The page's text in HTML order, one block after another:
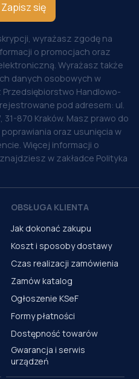
Zapisz się
wyrażasz zgodę na
o promocjach oraz
Wyrażasz także
danych osobowych w
Handlowo-
pod adresem: ul.
870 Kraków. Masz prawo do
oraz usunięcia w
Więcej informacji o
w zakładce Polityka
OBSŁUGA KLIENTA
Jak dokonać zakupu
Koszt i sposoby dostawy
Czas realizacji zamówienia
Zamów katalog
Ogłoszenie KSeF
Formy płatności
Dostępność towarów
Gwarancja i serwis
urządzeń